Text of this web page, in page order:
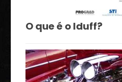
O que é o Iduff?